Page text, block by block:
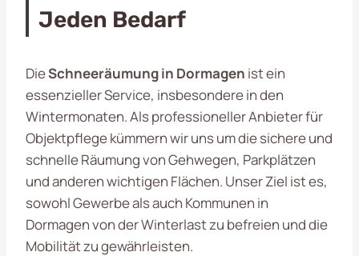
Jeden Bedarf
DieSchneeräumung in Dormagen ist ein
essenzieller Service, insbesondere in den
Wintermonaten. Als professioneller Anbieter für
Objektpflege kümmern wir uns um die sichere und
schnelle Räumung von Gehwegen, Parkplätzen
und anderen wichtigen Flächen. Unser Ziel ist es,
sowohl Gewerbe als auch Kommunen in
Dormagen von der Winterlast zu befreien und die
Mobilität zu gewährleisten.